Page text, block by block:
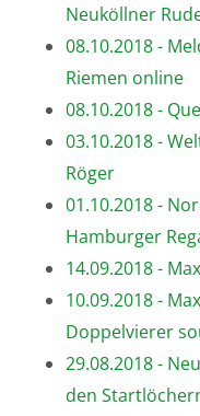
Neuköllner
08.10.2018 -
Riemen online
08.10.2018 -
03.10.2018 -
Röger
01.10.2018 -
Hamburger
14.09.2018 -
10.09.2018 -
Doppelvierer
29.08.2018 -
den